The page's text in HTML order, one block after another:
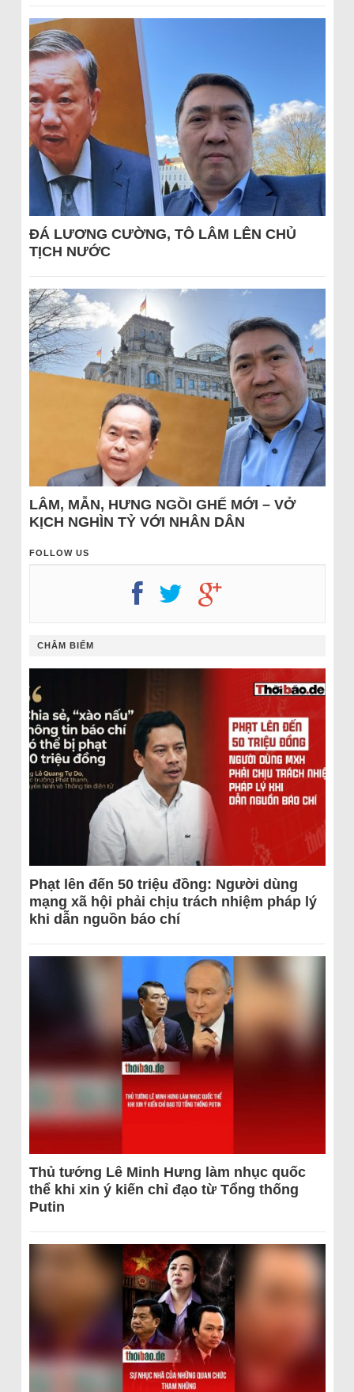
ĐÁ LƯƠNG CƯỜNG, TÔ LÂM LÊN CHỦ
TỊCH NƯỚC
LÂM, MẪN, HƯNG NGỒI GHẾ MỚI – VỞ
KỊCH NGHÌN TỶ VỚI NHÂN DÂN
FOLLOW US
CHÂM BIẾM
Phạt lên đến 50 triệu đồng: Người dùng
mạng xã hội phải chịu trách nhiệm pháp lý
khi dẫn nguồn báo chí
Thủ tướng Lê Minh Hưng làm nhục quốc
thể khi xin ý kiến chỉ đạo từ Tổng thống
Putin